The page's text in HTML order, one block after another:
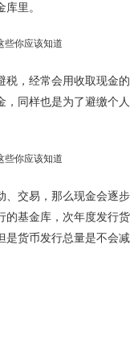
里。
税，经常会用收取现金的
，同样也是为了避缴个人
、交易，那么现金会逐步
的基金库，次年度发行货
是货币发行总量是不会减